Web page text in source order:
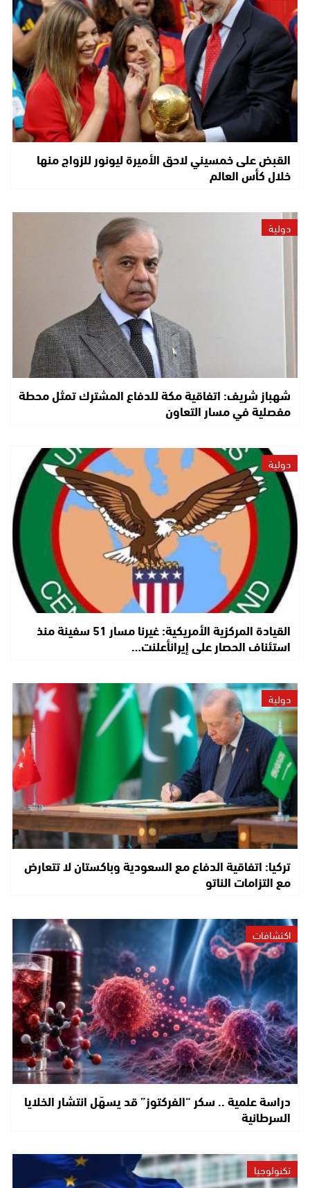
القبض على خمسيني لاحق الأميرة ليونور للزواج منها
خلال كأس العالم
دولية
شهباز شريف: اتفاقية مكة للدفاع المشترك تمثل محطة
مفصلية في مسار التعاون
دولية
القيادة المركزية الأمريكية: غيرنا مسار 51 سفينة منذ
استئناف الحصار على إيرانأعلنت…
دولية
تركيا: اتفاقية الدفاع مع السعودية وباكستان لا تتعارض
مع التزامات الناتو
اكتشافات
دراسة علمية .. سكر “الفركتوز” قد يسهّل انتشار الخلايا
السرطانية
تكنولوجيا